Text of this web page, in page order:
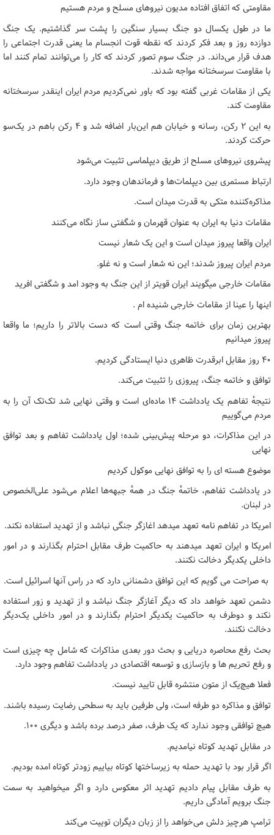
مقاومتی که اتفاق افتاده مدیون نیروهای مسلح‌ و مردم هستیم
ما در طول یکسال دو جنگ بسیار سنگین را پشت سر گذاشتیم. یک جنگ
دوازده روز و بعد فکر کردند که نقطه قوت انجسام ما یعنی قدرت اجتماعی را
هدف قرار می‌داند. در جنگ سوم تصور کردند که کار را می‌توانند تمام کنند اما
با مقاومت سرسختانه مواجه شدند.
یکی از مقامات غربی گفته بود که باور نمی‌کردیم مردم ایران اینقدر سرسختانه
مقاومت کند.
به این ۲ رکن، رسانه و خیابان‌ هم این‌بار اضافه شد و ۴ رکن باهم در یک‌سو
حرکت کردند.
پیشروی نیروهای مسلح از طریق دیپلماسی تثبیت می‌شود
ارتباط مستمری بین دیپلمات‌ها و فرماندهان وجود دارد.
مذاکره‌کننده متکی به قدرت میدان است.
مقامات دنیا به ایران به عنوان قهرمان و شگفتی ساز نگاه می‌کنند
ایران واقعا پیروز میدان است و این یک شعار نیست
مردم ایران پیروز شدند؛ این نه شعار است و نه غلو.
مقامات خارجی میگویند ایران قویتر از این جنگ به وجود امد و شگفتی افرید
اینها را عینا از مقامات خارجی شنیده ام .
بهترین زمان برای خاتمه جنگ وقتی است که دست بالاتر را داریم؛ ما واقعا
پیروز میدانیم
۴۰ روز مقابل ابرقدرت ظاهری دنیا ایستادگی کردیم.
توافق و خاتمه جنگ، پیروزی را تثبیت می‌کند.
نتیجهٔ تفاهم یک یادداشت ۱۴ ماده‌ای است و وقتی نهایی شد تک‌تک آن را به
مردم می‌گوییم
در این مذاکرات، دو مرحله پیش‌بینی شده؛ اول یادداشت تفاهم و بعد توافق
نهایی
موضوع هسته ای را به توافق نهایی موکول کردیم
در یادداشت تفاهم، خاتمهٔ جنگ در همهٔ جبهه‌ها اعلام می‌شود علی‌الخصوص
در لبنان.
امریکا در تفاهم نامه تعهد میدهد اغازگر جنگی نباشد و از تهدید استفاده نکند.
امریکا و ایران تعهد میدهند به حاکمیت طرف مقابل احترام بگذارند و در امور
داخلی یکدیگر دخالت نکنند.
‌ به صراحت می گویم که این توافق دشمنانی دارد که در راس آنها اسرائیل است.
دشمن تعهد خواهد داد که دیگر آغازگر جنگ نباشد و از تهدید و زور استفاده
نکند و دوطرف به حاکمیت یکدیگر احترام بگذارند و در امور داخلی یک‌دیگر
دخالت نکنند.
بحث رفع محاصره دریایی و بحث دور بعدی مذاکرات که شامل چه چیزی است
و رفع تحریم ها و بازسازی و توسعه اقتصادی در یادداشت تفاهم وجود دارد.
فعلا هیچ‌یک از متون منتشره قابل تایید نیست.
توافق و مذاکره دو طرفه است، ولی طرفین باید به سطحی رضایت رسیده باشند.
هیچ توافقی وجود ندارد که یک طرف، صفر درصد برده باشد و دیگری ۱۰۰.
در مقابل تهدید کوتاه نیامدیم.
اگر قرار بود با تهدید حمله به زیرساختها کوتاه بیاییم زودتر کوتاه امده بودیم.
به طرف مقابل پیام دادیم تهدید اثر معکوس دارد و اگر میخواهید به سمت
جنگ برویم آمادگی داریم.
ترامپ هرچیز دلش می‌خواهد را از زبان دیگران توییت می‌کند